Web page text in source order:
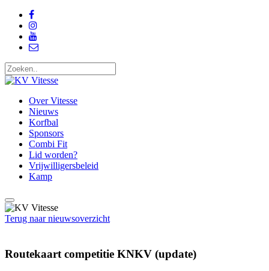
Over Vitesse
Nieuws
Korfbal
Sponsors
Combi Fit
Lid worden?
Vrijwilligersbeleid
Kamp
Terug naar nieuwsoverzicht
Routekaart competitie KNKV (update)